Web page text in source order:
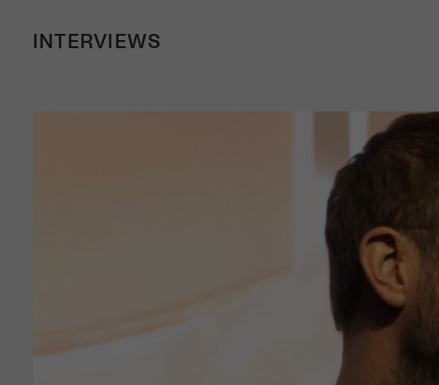
INTERVIEWS
Mach mit: «Be Part of the Art»!